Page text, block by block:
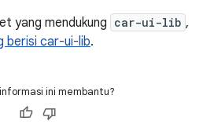
yang mendukung car-ui-lib ,
berisi car-ui-lib.
ini membantu?